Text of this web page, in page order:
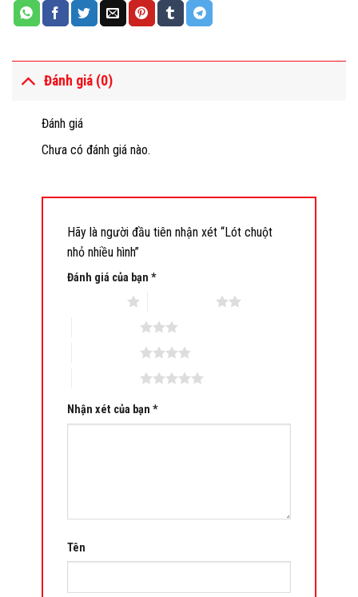
Đánh giá (0)
Đánh giá
Chưa có đánh giá nào.
Hãy là người đầu tiên nhận xét “Lót chuột
nhỏ nhiều hình”
Đánh giá của bạn *
Nhận xét của bạn *
Tên